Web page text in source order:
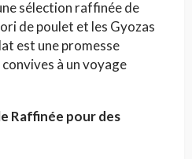
sélection raffinée de
de poulet et les Gyozas
est une promesse
à un voyage
Raffinée pour des